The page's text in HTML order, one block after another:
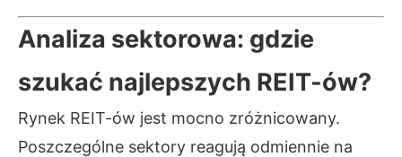
Analiza sektorowa: gdzie
szukać najlepszych REIT-ów?
Rynek REIT-ów jest mocno zróżnicowany.
Poszczególne sektory reagują odmiennie na